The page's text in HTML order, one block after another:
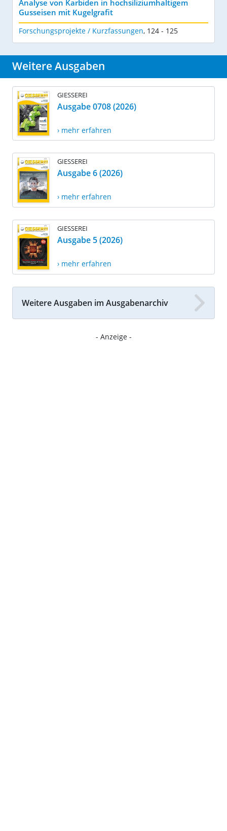
Analyse von Karbiden in hochsiliziumhaltigem
Gusseisen mit Kugelgrafit
Forschungsprojekte / Kurzfassungen, 124 - 125
Weitere Ausgaben
GIESSEREI
Ausgabe 0708 (2026)
› mehr erfahren
GIESSEREI
Ausgabe 6 (2026)
› mehr erfahren
GIESSEREI
Ausgabe 5 (2026)
› mehr erfahren
Weitere Ausgaben im Ausgabenarchiv
- Anzeige -